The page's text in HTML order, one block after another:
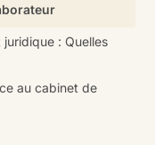
: Quelles
au cabinet de